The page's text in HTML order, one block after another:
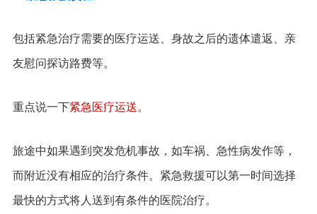
包括紧急治疗需要的医疗运送、身故之后的遗体遣返、亲
友慰问探访路费等。
重点说一下紧急医疗运送。
旅途中如果遇到突发危机事故，如车祸、急性病发作等，
而附近没有相应的治疗条件。紧急救援可以第一时间选择
最快的方式将人送到有条件的医院治疗。